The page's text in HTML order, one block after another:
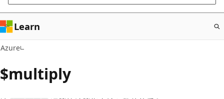
Learn
Azure
$multiply